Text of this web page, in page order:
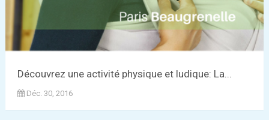
Découvrez une activité physique et ludique: La...
Déc. 30, 2016